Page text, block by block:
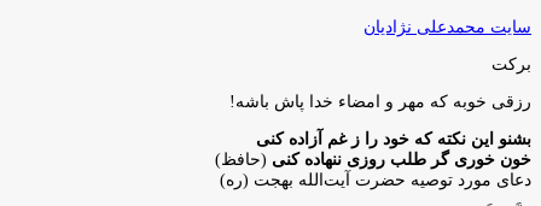
سایت محمدعلی نژادیان
برکت
رزقی خوبه كه مهر و امضاء خدا پاش باشه!
بشنو این نکته که خود را ز غم آزاده کنی
خون خوری گر طلب روزی ننهاده کنی (حافظ)
دعای مورد توصیه حضرت آیت‌الله بهجت (ره)